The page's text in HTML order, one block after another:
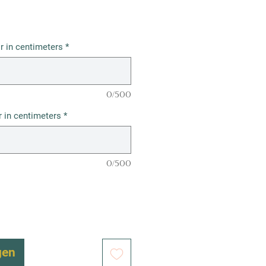
in centimeters *
0/500
in centimeters *
0/500